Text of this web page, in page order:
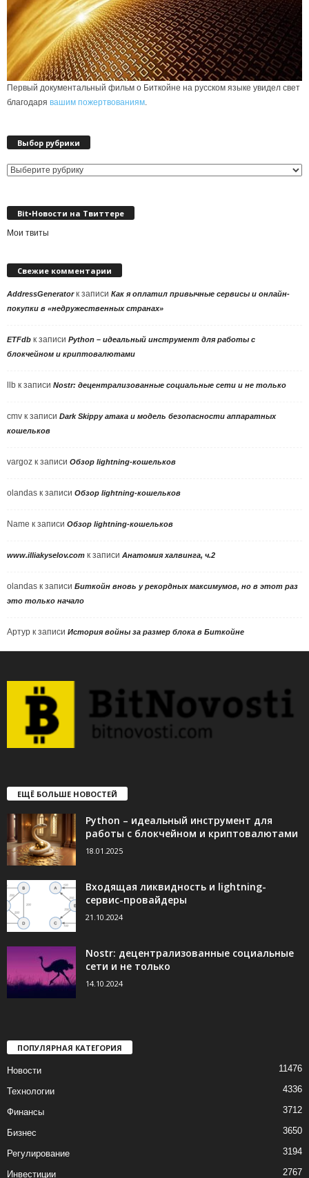
Первый документальный фильм о Биткойне на русском языке увидел свет
благодаря вашим пожертвованиям
Выбор рубрики
Выбор
Bit•Новости на Твиттере
Мои твиты
Свежие комментарии
AddressGeneratorк записи Как я оплатил привычные сервисы и онлайн-
покупки в «недружественных странах»
ETFdb к записи Python – идеальный инструмент для работы с
блокчейном и криптовалютами
llb к записи Nostr: децентрализованные социальные сети и не только
cmv к записи Dark Skippy атака и модель безопасности аппаратных
кошельков
vargoz к записи Обзор lightning-кошельков
olandas к записи Обзор lightning-кошельков
Name к записи Обзор lightning-кошельков
www.illiakyselov.com к записи Анатомия халвинга, ч.2
olandas к записи Биткойн вновь у рекордных максимумов, но в этот раз
это только начало
Артур к записи История войны за размер блока в Биткойне
ЕЩЁ БОЛЬШЕ НОВОСТЕЙ
Python – идеальный инструмент для
работы с блокчейном и криптовалютами
18.01.2025
Входящая ликвидность и lightning-
сервис-провайдеры
21.10.2024
Nostr: децентрализованные социальные
сети и не только
14.10.2024
ПОПУЛЯРНАЯ КАТЕГОРИЯ
Новости 11476
Технологии 4336
Финансы 3712
Бизнес 3650
Регулирование 3194
Инвестиции 2767